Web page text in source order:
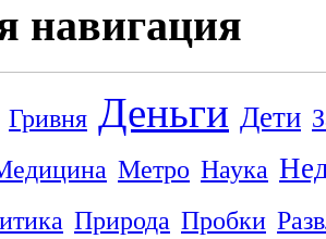
навигация
Гривня Деньги Дети
Метро Наука
Природа Пробки